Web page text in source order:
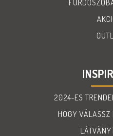
2024-ES
HOGY VÁLASSZ